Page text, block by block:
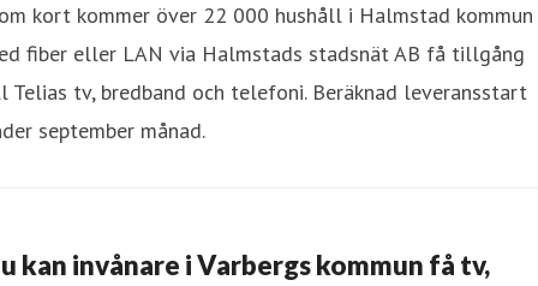
kort kommer över 22 000 hushåll i Halmstad kommun
fiber eller LAN via Halmstads stadsnät AB få tillgång
Telias tv, bredband och telefoni. Beräknad leveransstart
september månad.
kan invånare i Varbergs kommun få tv,